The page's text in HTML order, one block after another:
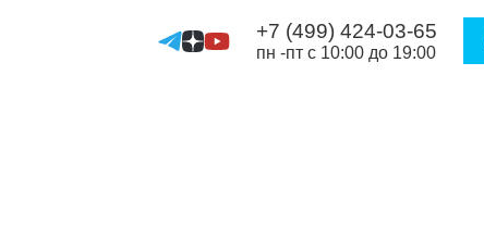
+7 (499) 424-03-65
пн -пт с 10:00 до 19:00